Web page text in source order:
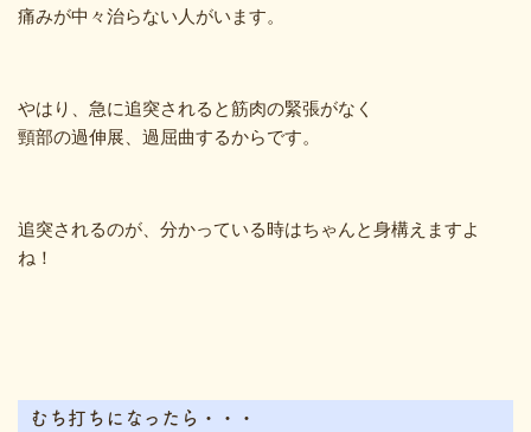
痛みが中々治らない人がいます。
やはり、急に追突されると筋肉の緊張がなく
頸部の過伸展、過屈曲するからです。
追突されるのが、分かっている時はちゃんと身構えますよ
ね！
むち打ちになったら・・・